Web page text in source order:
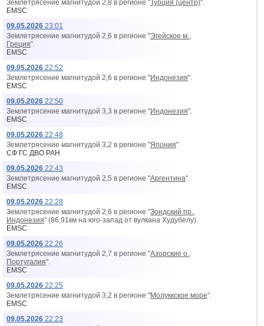
Землетрясение магнитудой 2,8 в регионе "Турция (центр)".
EMSC
09.05.2026 23:01
Землетрясение магнитудой 2,6 в регионе "Эгейское м.,
Греция".
EMSC
09.05.2026 22:52
Землетрясение магнитудой 2,6 в регионе "Индонезия".
EMSC
09.05.2026 22:50
Землетрясение магнитудой 3,3 в регионе "Индонезия".
EMSC
09.05.2026 22:48
Землетрясение магнитудой 3,2 в регионе "Япония".
СФ ГС ДВО РАН
09.05.2026 22:43
Землетрясение магнитудой 2,5 в регионе "Аргентина".
EMSC
09.05.2026 22:28
Землетрясение магнитудой 2,6 в регионе "Зондский пр.,
Индонезия" (86,91км на юго-запад от вyлкана Худубелу).
EMSC
09.05.2026 22:26
Землетрясение магнитудой 2,7 в регионе "Азорские о.,
Португалия".
EMSC
09.05.2026 22:25
Землетрясение магнитудой 3,2 в регионе "Молуккское море".
EMSC
09.05.2026 22:23